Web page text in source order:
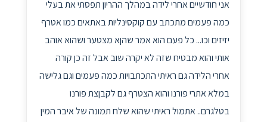
אני חודשיים אחרי לידה במהלך ההריון תפסתי את בעלי
כמה פעמים מתכתב עם קוקסינליות באתאים כמו אטרף
יזיזים וכו... כל פעם הוא אמר שהןא מצטער ושהוא אוהב
אותי והוא מבטיח שזה לא יקרה שוב אבל זה כן קורה
אחרי הלידה גם ראיתי התכתבויות כמה פעמים וגם גלישה
במלא אתרי פורנו והוא הצטרף גם לקבןצת פורנו
בטלגרם.. אתמול ראיתי שהוא שלח תמונה של איבר המין